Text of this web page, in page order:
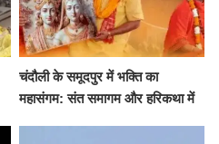
चंदौली के समूदपुर में भक्ति का
महासंगम: संत समागम और हरिकथा में